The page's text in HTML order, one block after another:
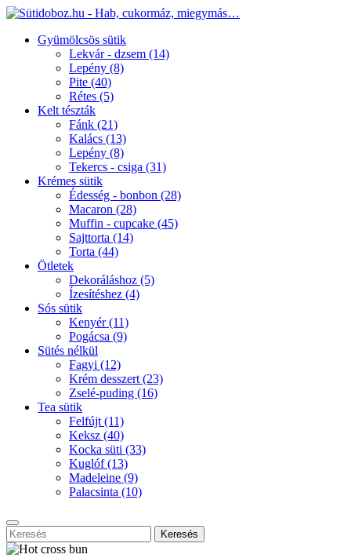
Gyümölcsös sütik
Lekvár - dzsem (14)
Lepény (8)
Pite (40)
Rétes (5)
Kelt tészták
Fánk (21)
Kalács (13)
Lepény (8)
Tekercs - csiga (31)
Krémes sütik
Édesség - bonbon (28)
Macaron (28)
Muffin - cupcake (45)
Sajttorta (14)
Torta (44)
Ötletek
Dekoráláshoz (5)
Ízesítéshez (4)
Sós sütik
Kenyér(11)
Pogácsa (9)
Sütés nélkül
Fagyi (12)
Krém desszert (23)
Zselé-puding (16)
Tea sütik
Felfújt (11)
Keksz (40)
Kocka süti (33)
Kuglóf(13)
Madeleine (9)
Palacsinta (10)
Keresés